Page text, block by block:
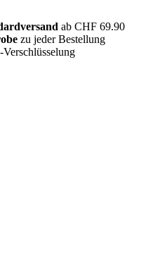
ab CHF 69.90
zu jeder Bestellung